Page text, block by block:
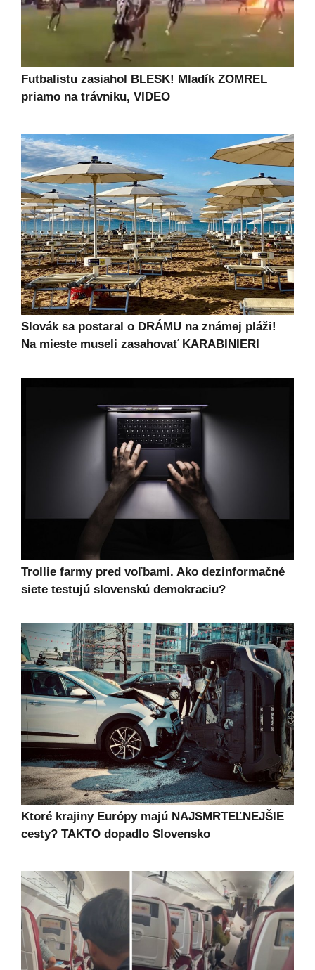
Futbalistu zasiahol BLESK! Mladík ZOMREL
priamo na trávniku, VIDEO
Slovák sa postaral o DRÁMU na známej pláži!
Na mieste museli zasahovať KARABINIERI
Trollie farmy pred voľbami. Ako dezinformačné
siete testujú slovenskú demokraciu?
Ktoré krajiny Európy majú NAJSMRTEĽNEJŠIE
cesty? TAKTO dopadlo Slovensko